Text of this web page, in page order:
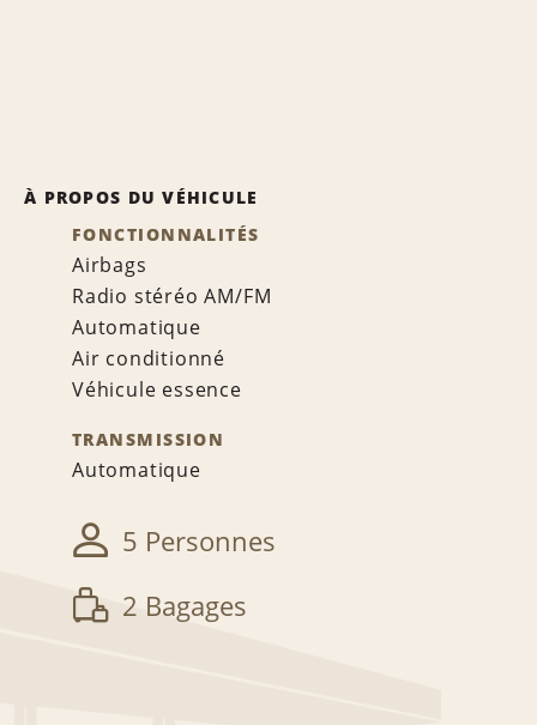
À PROPOS DU VÉHICULE
FONCTIONNALITÉS
Airbags
Radio stéréo AM/FM
Automatique
Air conditionné
Véhicule essence
TRANSMISSION
Automatique
5 Personnes
2 Bagages